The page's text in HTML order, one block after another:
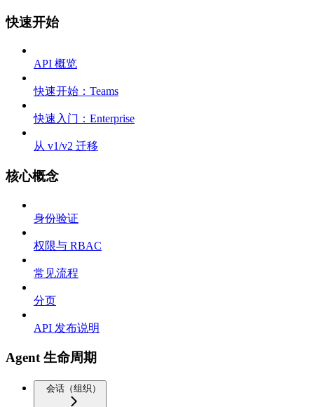
快速开始
API 概览
快速开始：Teams
快速入门：Enterprise
从 v1/v2 迁移
核心概念
身份验证
权限与 RBAC
常见流程
分页
API 发布说明
Agent 生命周期
会话（组织）